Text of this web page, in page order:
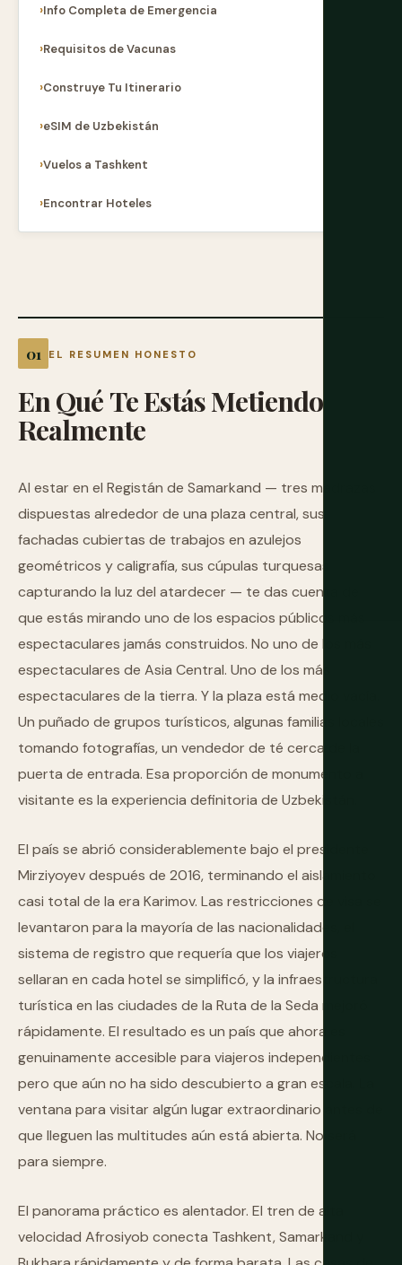
EL RESUMEN HONESTO
EnQuéTeEstásMetiendo
Realmente
Al estar en el Registán de Samarkand — tres madrazas
dispuestas alrededor de una plaza central, sus
fachadas cubiertas de trabajos en azulejos
geométricos y caligrafía, sus cúpulas turquesas
capturando la luz del atardecer — te das cuenta de
que estás mirando uno de los espacios públicos más
espectaculares jamás construidos. No uno de los más
espectaculares de Asia Central. Uno de los más
espectaculares de la tierra. Y la plaza está medio vacía.
Un puñado de grupos turísticos, algunas familias locales
tomando fotografías, un vendedor de té cerca de la
puerta de entrada. Esa proporción de monumento a
visitante es la experiencia definitoria de Uzbekistán.
El país se abrió considerablemente bajo el presidente
Mirziyoyev después de 2016, terminando el aislamiento
casi total de la era Karimov. Las restricciones de visa se
levantaron para la mayoría de las nacionalidades, el
sistema de registro que requería que los viajeros
sellaran en cada hotel se simplificó, y la infraestructura
turística en las ciudades de la Ruta de la Seda mejoró
rápidamente. El resultado es un país que ahora es
genuinamente accesible para viajeros independientes
pero que aún no ha sido descubierto a gran escala. La
ventana para visitar algún lugar extraordinario antes de
que lleguen las multitudes aún está abierta. No será
para siempre.
El panorama práctico es alentador. El tren de alta
velocidad Afrosiyob conecta Tashkent, Samarkand y
Info Completa de Emergencia
Requisitos de Vacunas
Construye Tu Itinerario
eSIM de Uzbekistán
Vuelos a Tashkent
Encontrar Hoteles